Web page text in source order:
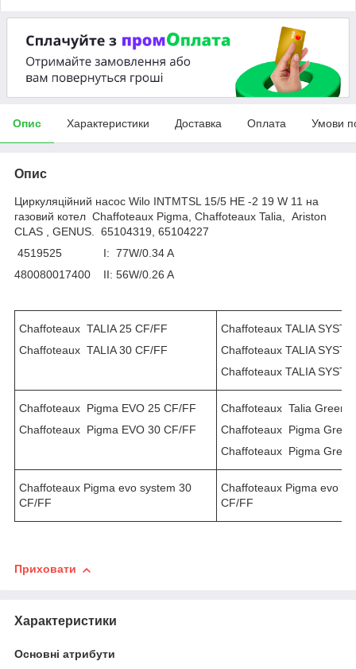
Опис Характеристики Доставка Оплата Умови
Опис
Циркуляційний насос Wilo INTMTSL 15/5 HE -2 19 W 11 на
газовий котел Chaffoteaux Pigma, Chaffoteaux Talia, Ariston
CLAS , GENUS. 65104319, 65104227
4519525 I: 77W/0.34 A
480080017400 II: 56W/0.26 A
Chaffoteaux TALIA 25 CF/FF
Chaffoteaux TALIA 30 CF/FF
Chaffoteaux TALIA
Chaffoteaux TALIA
Chaffoteaux TALIA
Chaffoteaux Pigma EVO 25 CF/FF
Chaffoteaux Pigma EVO 30 CF/FF
Chaffoteaux Talia Green
Chaffoteaux Pigma
Chaffoteaux Pigma
Chaffoteaux Pigma evo system 30
CF/FF
Chaffoteaux Pigma evo
CF/FF
Приховати
Характеристики
Основні атрибути